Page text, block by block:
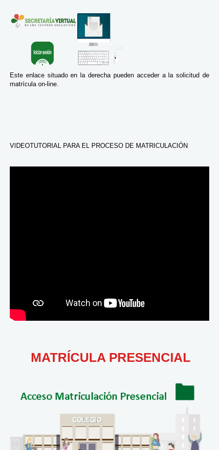
Este enlace situado en la derecha pueden acceder a la solicitud de
matrícula on-line.
VIDEOTUTORIAL PARA EL PROCESO DE MATRICULACIÓN
MATRÍCULA PRESENCIAL